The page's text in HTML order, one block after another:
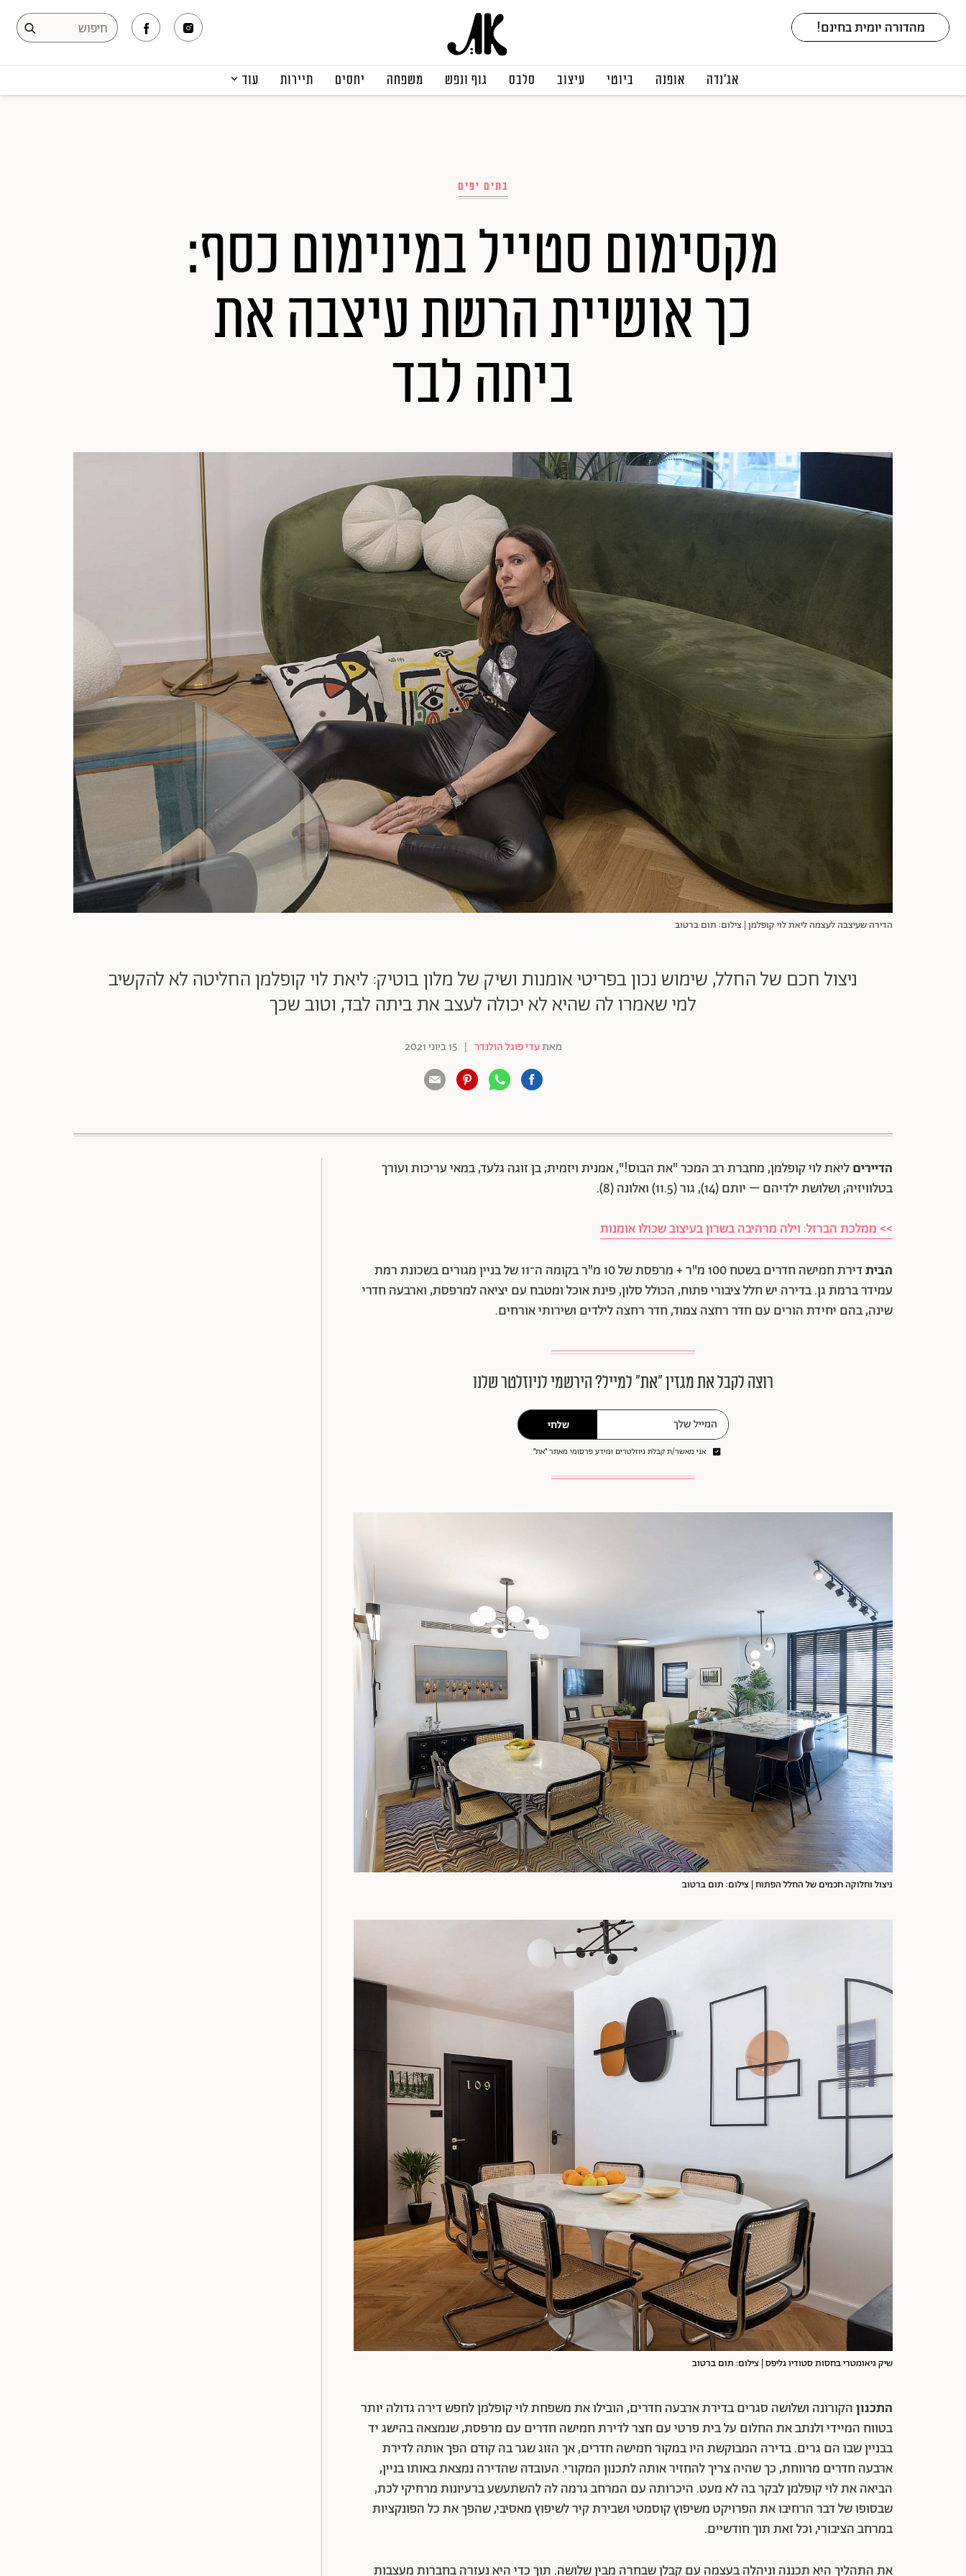
אג׳נדה אופנה ביוטי עיצוב סלבס גוף ונפש משפחה יחסים תיירות עוד
בתים יפים
מקסימום סטייל במינימום כסף:
כך אושיית הרשת עיצבה את
ביתה לבד
הדירה שעיצבה לעצמה ליאת לוי קופלמן | צילום: תום ברטוב
ניצול חכם של החלל, שימוש נכון בפריטי אומנות ושיק של מלון בוטיק: ליאת לוי קופלמן החליטה לא להקשיב
למי שאמרו לה שהיא לא יכולה לעצב את ביתה לבד, וטוב שכך
מאתעדי פוגל הולנדר | 15 ביוני 2021
הדייריםליאת לוי קופלמן, מחברת רב המכר "את הבוס!", אמנית ויזמית; בן זוגה גלעד, במאי עריכות ועורך
בטלוויזיה; ושלושת ילדיהם – יותם (14), גור (11.5) ואלונה (8).
>> ממלכת הברזל: וילה מרהיבה בשרון בעיצוב שכולו אומנות
הבית
דירת חמישה חדרים בשטח 100 מ"ר + מרפסת של 10 מ"ר בקומה ה־11 של בניין מגורים בשכונת רמת
עמידר ברמת גן. בדירה יש חלל ציבורי פתוח, הכולל סלון, פינת אוכל ומטבח עם יציאה למרפסת, וארבעה חדרי
שינה, בהם יחידת הורים עם חדר רחצה צמוד, חדר רחצה לילדים ושירותי אורחים.
רוצה לקבל את מגזין ״את״ למייל? הירשמי לניוזלטר שלנו
שלחי
אני מאשר/ת קבלת ניוזלטרים ומידע פרסומי מאתר ״את״
ניצול וחלוקה חכמים של החלל הפתוח | צילום: תום ברטוב
שיק גיאומטרי בחסות סטודיו גליפס | צילום: תום ברטוב
התכנוןהקורונה ושלושה סגרים בדירת ארבעה חדרים, הובילו את משפחת לוי קופלמן לחפש דירה גדולה יותר
בטווח המיידי ולנתב את החלום על בית פרטי עם חצר לדירת חמישה חדרים עם מרפסת, שנמצאה בהישג יד
בבניין שבו הם גרים. בדירה המבוקשת היו במקור חמישה חדרים, אך הזוג שגר בה קודם הפך אותה לדירת
ארבעה חדרים מרווחת, כך שהיה צריך להחזיר אותה לתכנון המקורי. העובדה שהדירה נמצאת באותו בניין,
הביאה את לוי קופלמן לבקר בה לא מעט. היכרותה עם המרחב גרמה לה להשתעשע ברעיונות מרחיקי לכת,
שבסופו של דבר הרחיבו את הפרויקט משיפוץ קוסמטי ושבירת קיר לשיפוץ מאסיבי, שהפך את כל הפונקציות
במרחב הציבורי, וכל זאת תוך חודשיים.
את התהליך היא תכננה וניהלה בעצמה עם קבלן שבחרה מבין שלושה. תוך כדי היא נעזרה בחברות מעצבות